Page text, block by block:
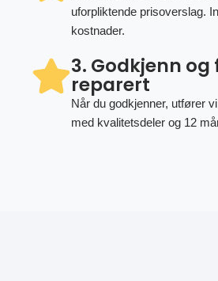
uforpliktende prisoverslag.
kostnader.
3. Godkjenn
reparert
Når du godkjenner, utfører
med kvalitetsdeler og 12